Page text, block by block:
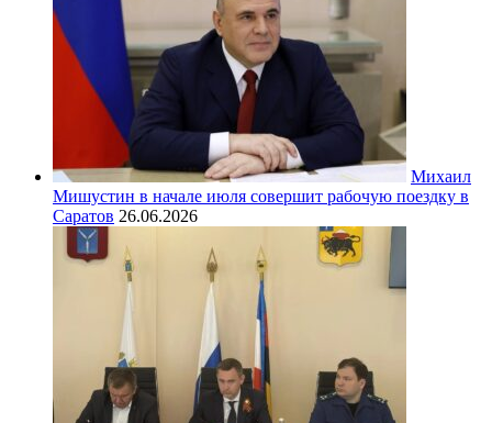
Михаил
Мишустин в начале июля совершит рабочую поездку в
Саратов 26.06.2026